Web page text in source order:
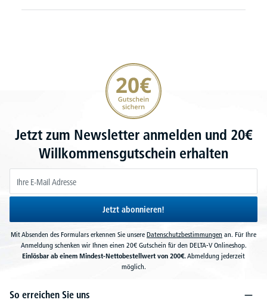
20€ Gutschein sichern
Jetzt zum Newsletter anmelden und 20€
Willkommensgutschein erhalten
Jetzt abonnieren!
Mit Absenden des Formulars erkennen Sie unsere Datenschutzbestimmungen an. Für Ihre
Anmeldung schenken wir Ihnen einen 20€ Gutschein für den DELTA-V Onlineshop.
Einlösbar ab einem Mindest-Nettobestellwert von 200€.Abmeldung jederzeit
möglich.
So erreichen Sie uns